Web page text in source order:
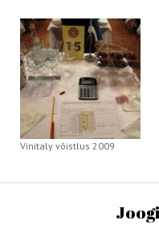
Vinitaly võistlus 2009